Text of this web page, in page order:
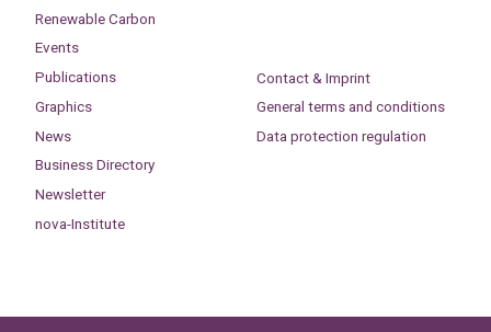
Renewable Carbon
Events
Publications
Graphics
News
Business Directory
Newsletter
nova-Institute
Contact & Imprint
General terms and conditions
Data protection regulation